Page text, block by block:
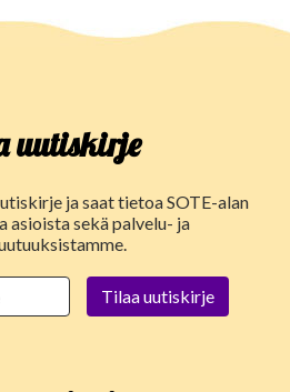
uutiskirje
ja saat tietoa SOTE-alan
asioista sekä palvelu- ja